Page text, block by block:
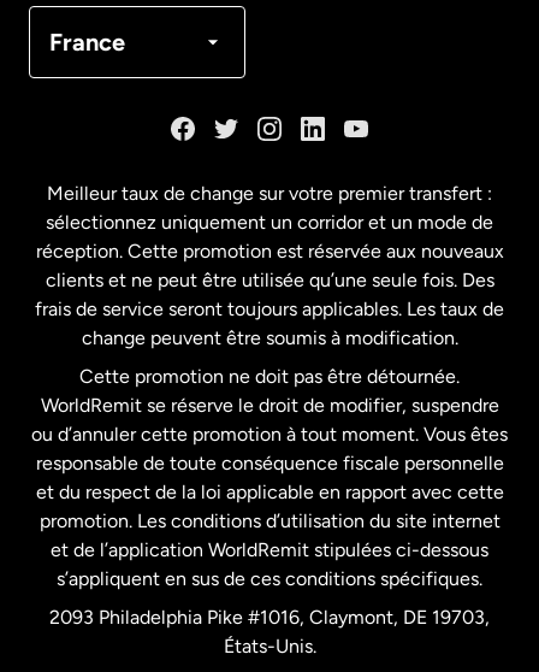
France
Français
États-Unis English
États-Unis Español
France
Malaisie
Nouvelle-Zélande
Pays-Bas
Meilleur taux de change sur votre premier transfert :
sélectionnez uniquement un corridor et un mode de
réception. Cette promotion est réservée aux nouveaux
clients et ne peut être utilisée qu’une seule fois. Des
frais de service seront toujours applicables. Les taux de
change peuvent être soumis à modification.
Cette promotion ne doit pas être détournée.
WorldRemit se réserve le droit de modifier, suspendre
ou d’annuler cette promotion à tout moment. Vous êtes
responsable de toute conséquence fiscale personnelle
et du respect de la loi applicable en rapport avec cette
promotion. Les conditions d’utilisation du site internet
et de l’application WorldRemit stipulées ci-dessous
s’appliquent en sus de ces conditions spécifiques.
2093 Philadelphia Pike #1016, Claymont, DE 19703,
États-Unis.